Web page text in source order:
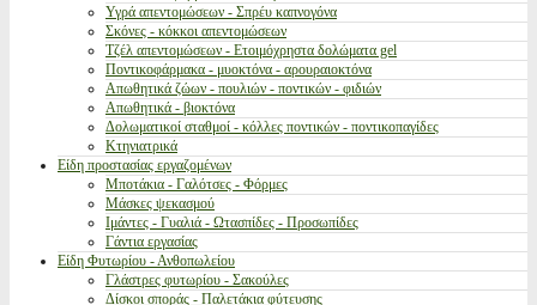
Υγρά απεντομώσεων - Σπρέυ καπνογόνα
Σκόνες - κόκκοι απεντομώσεων
Τζέλ απεντομώσεων - Ετοιμόχρηστα δολώματα gel
Ποντικοφάρμακα - μυοκτόνα - αρουραιοκτόνα
Απωθητικά ζώων - πουλιών - ποντικών - φιδιών
Απωθητικά - βιοκτόνα
Δολωματικοί σταθμοί - κόλλες ποντικών - ποντικοπαγίδες
Κτηνιατρικά
Είδη προστασίας εργαζομένων
Μποτάκια - Γαλότσες - Φόρμες
Μάσκες ψεκασμού
Ιμάντες - Γυαλιά - Ωτασπίδες - Προσωπίδες
Γάντια εργασίας
Είδη Φυτωρίου - Ανθοπωλείου
Γλάστρες φυτωρίου - Σακούλες
Δίσκοι σποράς - Παλετάκια φύτευσης